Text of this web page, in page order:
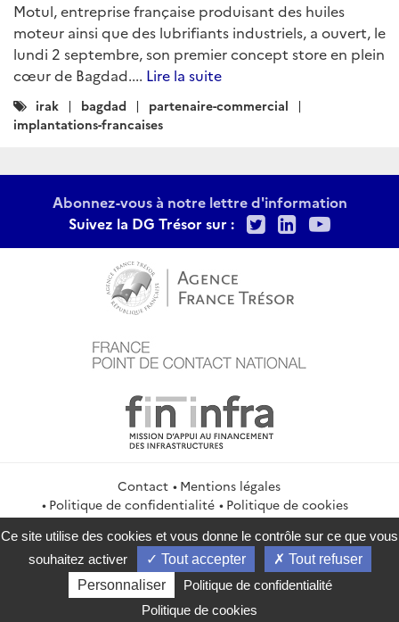
Motul, entreprise française produisant des huiles
moteur ainsi que des lubrifiants industriels, a ouvert, le
lundi 2 septembre, son premier concept store en plein
cœur de Bagdad.... Lire la suite
Catégories
:
irak bagdad
partenaire-commercial
implantations-francaises
Abonnez-vous à notre lettre d'information
Suivez la DG Trésor sur :
TwitterLinkedIn
Contact
Mentions légales
Politique de confidentialité
Politique de cookies
Gestion des cookies
Flux RSS
service-public.gouv.fr
legifrance.gouv.fr
info.gouv.fr
data.gouv.fr
2026 Direction générale du Trésor
Ce site utilise des cookies et vous donne le contrôle sur ce que vous
souhaitez activer
Tout accepter
Tout refuser
Personnaliser
Politique de confidentialité
Politique de cookies